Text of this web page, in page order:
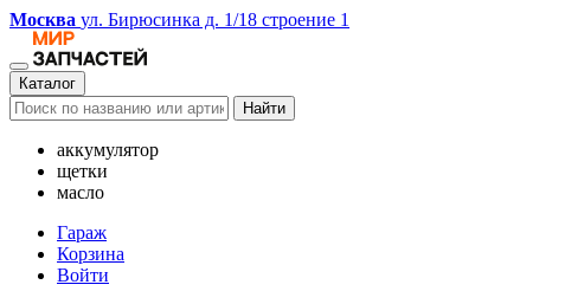
Москва ул. Бирюсинка д. 1/18 строение 1
Каталог
Найти
аккумулятор
щетки
масло
Гараж
Корзина
Войти